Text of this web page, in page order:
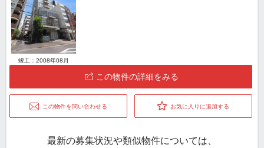
竣工：2008年08月
この物件の詳細をみる
この物件を問い合わせる お気に入りに追加する
最新の募集状況や類似物件については、